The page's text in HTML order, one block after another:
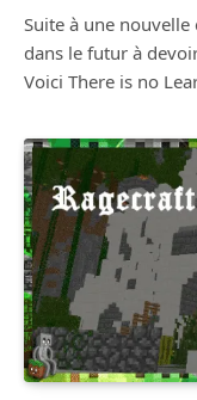
Suite à une
dans le futur à
Voici There is no